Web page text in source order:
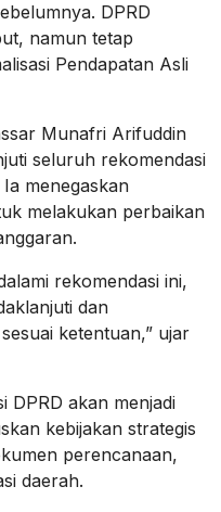
DPRD
namun tetap
Pendapatan Asli
Munafri Arifuddin
seluruh rekomendasi
menegaskan
melakukan perbaikan
rekomendasi ini,
dan
ketentuan,” ujar
DPRD akan menjadi
kebijakan strategis
perencanaan,
daerah.